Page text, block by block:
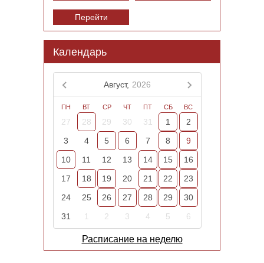
Перейти
Календарь
Август, 2026
ПН ВТ СР ЧТ ПТ СБ ВС
27 28 29 30 31 1
2
3
4 5 6 7 8
9
10
11 12 13 14 15
16
17
18 19 20 21 22
23
24
25 26 27 28 29
30
31
1 2 3 4 5 6
Расписание на неделю